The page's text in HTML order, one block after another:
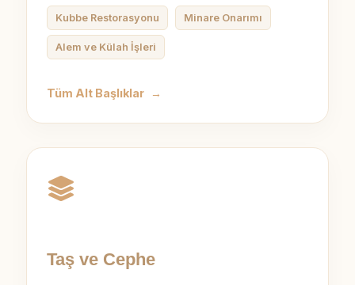
Kubbe Restorasyonu Minare Onarımı
Alem ve Külah İşleri
Tüm Alt Başlıklar →
Taş ve Cephe